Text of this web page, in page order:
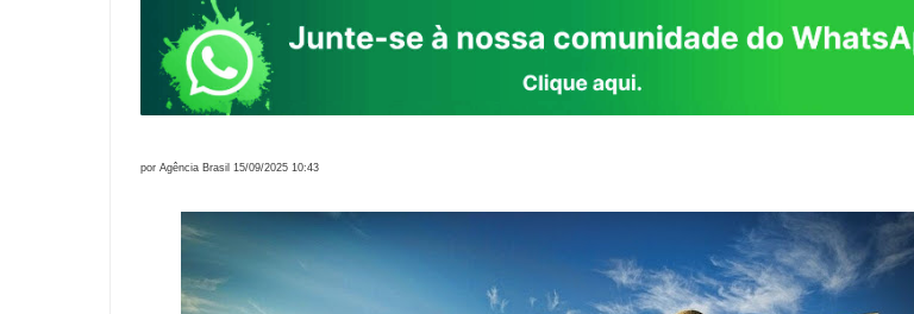
por Agência Brasil 15/09/2025 10:43